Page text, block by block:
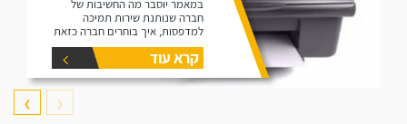
במאמר יוסבר מה החשיבות של
חברה שנותנת שירות תמיכה
למדפסות, איך בוחרים חברה כזאת
ומהם השירותים שתפקידה לספק.
קרא עוד
❮
❯